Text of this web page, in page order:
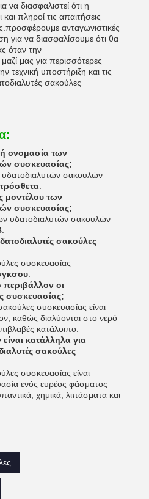
να διασφαλιστεί ότι η
πληροί τις απαιτήσεις
ανταγωνιστικές
για να διασφαλίσουμε ότι θα
όταν την
μας για περισσότερες
τεχνική υποστήριξη και τις
σακούλες
ονομασία των
συσκευασίας;
σακουλών
μοντέλου των
συσκευασίας;
υδατοδιαλυτών σακουλών
σακούλες
συσκευασίας
περιβάλλον οι
συσκευασίας;
συσκευασίας είναι
καθώς διαλύονται στο νερό
κατάλοιπο.
κατάλληλα για
σακούλες
συσκευασίας είναι
ενός ευρέος φάσματος
χημικά, λιπάσματα και